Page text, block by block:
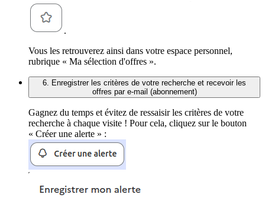
.
Vous les retrouverez ainsi dans votre espace personnel,
rubrique « Ma sélection d'offres ».
6. Enregistrer les critères de votre recherche et recevoir les
offres par e-mail (abonnement)
Gagnez du temps et évitez de ressaisir les critères de votre
recherche à chaque visite ! Pour cela, cliquez sur le bouton
« Créer une alerte » :